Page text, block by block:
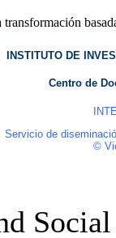
INSTITUTO DE
Centro de
Servicio de
©